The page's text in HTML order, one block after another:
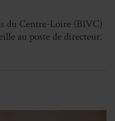
du Centre-Loire (BIVC)
au poste de directeur.